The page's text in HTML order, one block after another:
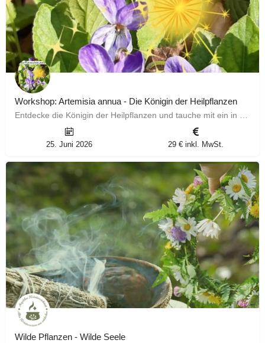
Workshop: Artemisia annua - Die Königin der Heilpflanzen
Entdecke die Königin der Heilpflanzen und tauche mit ein in die faszinierende Welt der Artemisia annua. In…
25. Juni 2026 29 € inkl. MwSt.
Wilde Pflanzen - Wilde Seele